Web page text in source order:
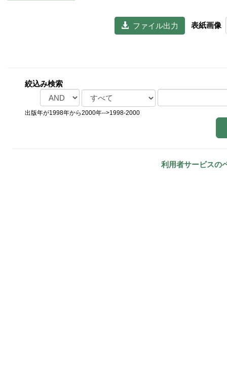
ファイル出力 表紙画像
絞込み検索
出版年が1998年から2000年-->1998-2000
利用者サービスの